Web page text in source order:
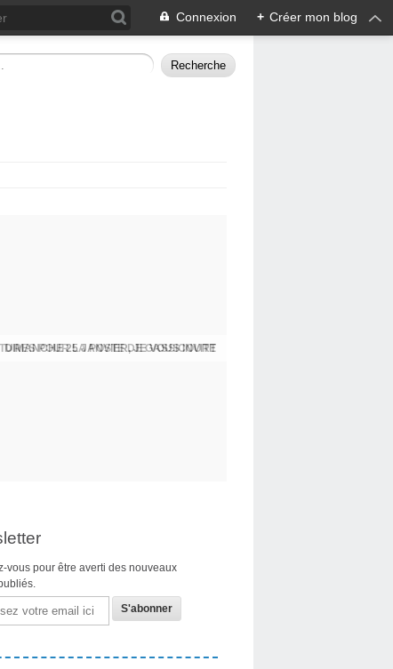
Connexion + Créer mon blog
DIMANCHE 25 JANVIER, JE VOUS INVITE
vous pour être averti des nouveaux